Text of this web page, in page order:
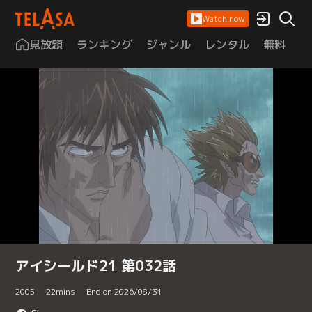
Watch now
見放題 ランキング ジャンル レンタル 無料
アイシールド21 第032話
2005 22mins End on 2026/08/31